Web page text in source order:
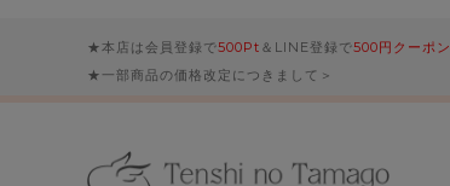
★本店は会員登録で500Pt ＆LINE登録で500円クーポン
★一部商品の価格改定につきまして＞